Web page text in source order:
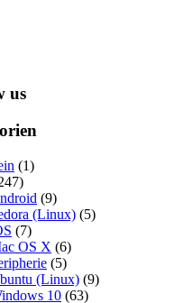
us
(1)
(9)
(Linux) (5)
(7)
OS X (6)
(5)
(Linux) (9)
10 (63)